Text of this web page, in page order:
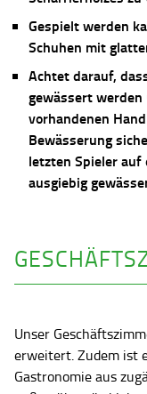
Gespielt werden
Schuhen mit
Achtet darauf,
gewässert
vorhandenen
Bewässerung
letzten Spieler auf
ausgiebig
Unser
erweitert. Zudem ist
Gastronomie aus